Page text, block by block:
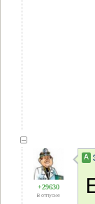
+29630
В отпуске
А